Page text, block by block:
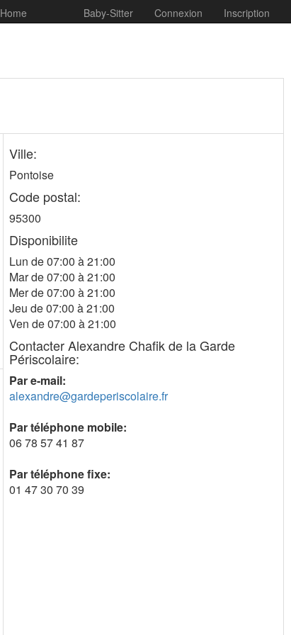
Home Baby-Sitter Connexion Inscription
Ville:
Pontoise
Code postal:
95300
Disponibilite
Lun de 07:00 à 21:00
Mar de 07:00 à 21:00
Mer de 07:00 à 21:00
Jeu de 07:00 à 21:00
Ven de 07:00 à 21:00
Contacter Alexandre Chafik de la Garde
Périscolaire:
Par e-mail:
alexandre@gardeperiscolaire.fr
Par téléphone mobile:
06 78 57 41 87
Par téléphone fixe:
01 47 30 70 39